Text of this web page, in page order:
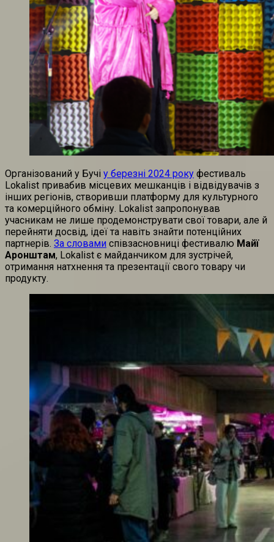
Організований у Бучі у березні 2024 року фестиваль
Lokalist привабив місцевих мешканців і відвідувачів з
інших регіонів, створивши платформу для культурного
та комерційного обміну. Lokalist запропонував
учасникам не лише продемонструвати свої товари, але й
перейняти досвід, ідеї та навіть знайти потенційних
партнерів. За словами співзасновниці фестивалю Майї
Аронштам, Lokalist є майданчиком для зустрічей,
отримання натхнення та презентації свого товару чи
продукту.